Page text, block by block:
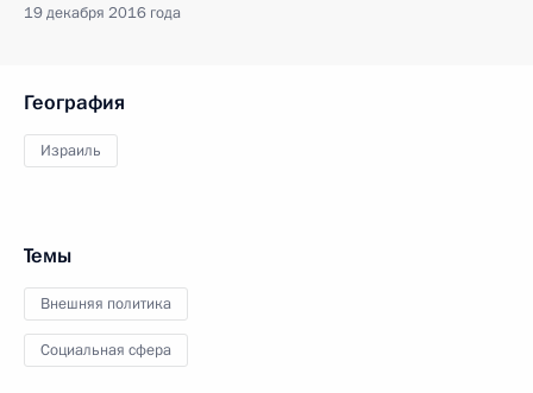
19 декабря 2016 года
География
Израиль
Темы
Внешняя политика
Социальная сфера